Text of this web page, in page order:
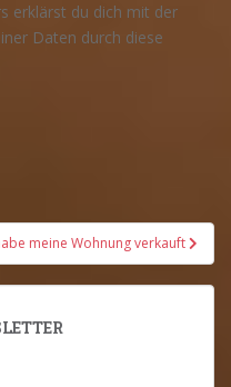
erklärst du dich mit der
Daten durch diese
meine Wohnung verkauft